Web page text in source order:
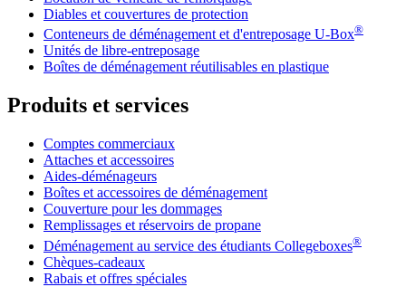
Diables et couvertures de protection
Conteneurs de déménagement et d'entreposage U-Box®
Unités de libre-entreposage
Boîtes de déménagement réutilisables en plastique
Produits et services
Comptes commerciaux
Attaches et accessoires
Aides-déménageurs
Boîtes et accessoires de déménagement
Couverture pour les dommages
Remplissages et réservoirs de propane
Déménagement au service des étudiants Collegeboxes®
Chèques-cadeaux
Rabais et offres spéciales